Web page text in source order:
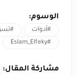
الوسوم:
#أدوات
#Eslam_Elfeky
مشاركة المقال: